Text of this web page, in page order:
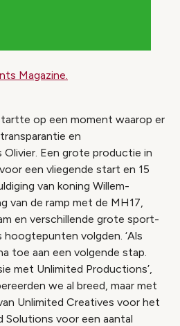
Magazine.
op een moment waarop er
en
Olivier. Een grote productie in
een vliegende start en 15
van koning Willem-
van de ramp met de MH17,
en verschillende grote sport-
volgden. ‘Als
toe aan een volgende stap.
met Unlimited Productions’,
we al breed, maar met
Unlimited Creatives voor het
Solutions voor een aantal